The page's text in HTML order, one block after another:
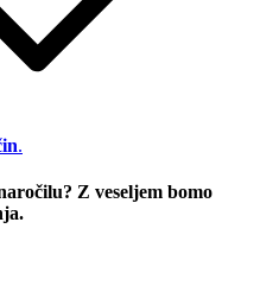
.
Z veseljem bomo